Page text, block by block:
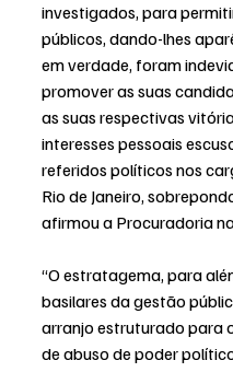
investigados, para
públicos, dando-lhes
em verdade, foram
promover as suas
as suas respectivas
interesses pessoais
referidos políticos nos
Rio de Janeiro,
afirmou a Procuradoria
“O estratagema, para
basilares da gestão
arranjo estruturado para
de abuso de poder